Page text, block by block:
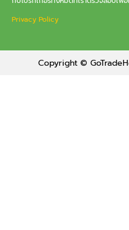
Privacy Policy
Copyright ©